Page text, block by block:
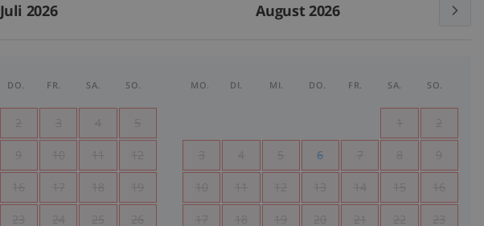
Juli 2026 August 2026
DO. FR. SA. SO.
2 3 4 5
9 10 11 12
16 17 18 19
23 24 25 26
MO. DI. MI. DO. FR. SA. SO.
1 2
3 4 5 6 7 8 9
10 11 12 13 14 15 16
17 18 19 20 21 22 23